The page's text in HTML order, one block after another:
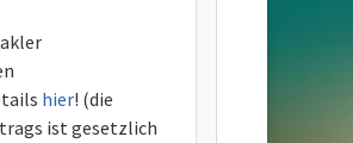
hier! (die
ist gesetzlich